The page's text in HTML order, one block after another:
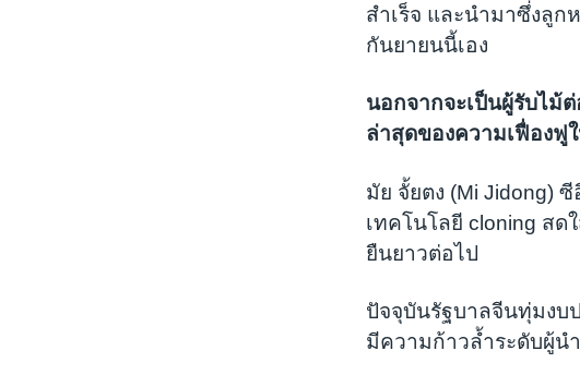
สำเร็จ และนำมาซึ่งลู
กันยายนนี้เอง
นอกจากจะเป็นผู้รับไม้
ล่าสุดของความเฟื่องฟู
มัย จั้ยตง (Mi Jidong)
เทคโนโลยี cloning สด
ยืนยาวต่อไป
ปัจจุบันรัฐบาลจีนทุ่มงบ
มีความก้าวล้ำระดับผู้น